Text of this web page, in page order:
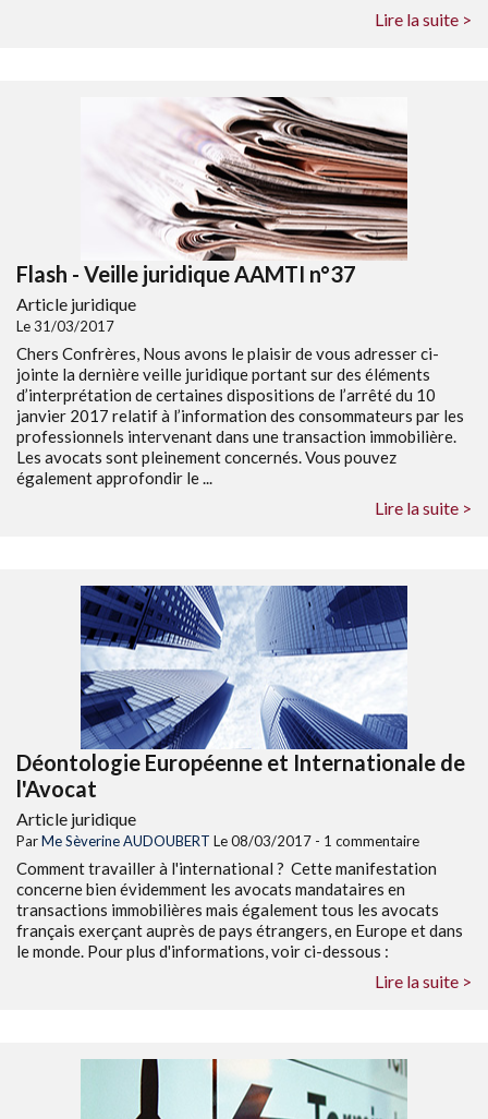
Lire la suite >
Flash - Veille juridique AAMTI n°37
Article juridique
Le 31/03/2017
Chers Confrères, Nous avons le plaisir de vous adresser ci-
jointe la dernière veille juridique portant sur des éléments
d’interprétation de certaines dispositions de l’arrêté du 10
janvier 2017 relatif à l’information des consommateurs par les
professionnels intervenant dans une transaction immobilière.
Les avocats sont pleinement concernés. Vous pouvez
également approfondir le ...
Lire la suite >
Déontologie Européenne et Internationale de
l'Avocat
Article juridique
ParMe Sèverine AUDOUBERT Le 08/03/2017 - 1 commentaire
Comment travailler à l'international ? Cette manifestation
concerne bien évidemment les avocats mandataires en
transactions immobilières mais également tous les avocats
français exerçant auprès de pays étrangers, en Europe et dans
le monde. Pour plus d'informations, voir ci-dessous :
Lire la suite >